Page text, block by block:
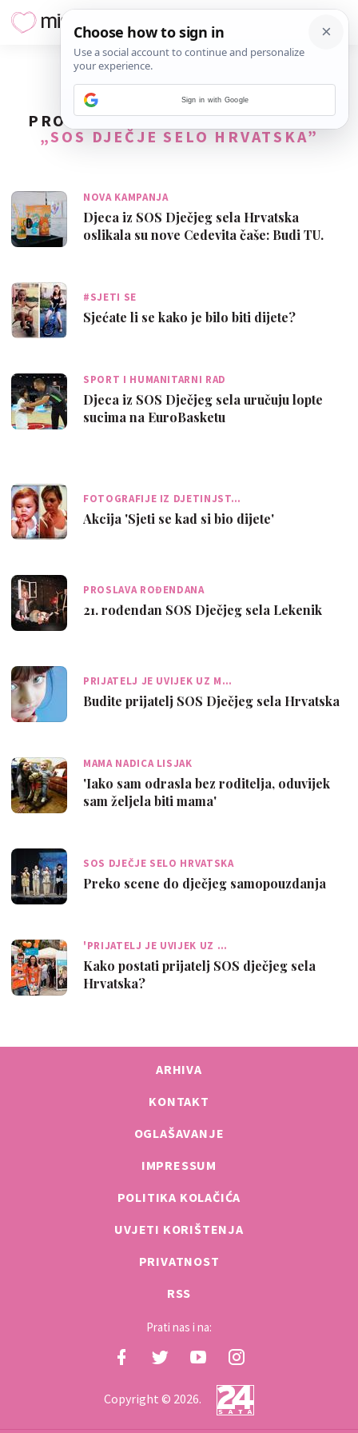
PRONAĐENO9REZULTATA ZA TAG
„SOS DJEČJE SELO HRVATSKA”
NOVA KAMPANJA
Djeca iz SOS Dječjeg sela Hrvatska
oslikala su nove Cedevita čaše: Budi TU.
#SJETI SE
Sjećate li se kako je bilo biti dijete?
SPORT I HUMANITARNI RAD
Djeca iz SOS Dječjeg sela uručuju lopte
sucima na EuroBasketu
FOTOGRAFIJE IZ DJETINJST…
Akcija 'Sjeti se kad si bio dijete'
PROSLAVA ROĐENDANA
21. rođendan SOS Dječjeg sela Lekenik
PRIJATELJ JE UVIJEK UZ M…
Budite prijatelj SOS Dječjeg sela Hrvatska
MAMA NADICA LISJAK
'Iako sam odrasla bez roditelja, oduvijek
sam željela biti mama'
SOS DJEČJE SELO HRVATSKA
Preko scene do dječjeg samopouzdanja
'PRIJATELJ JE UVIJEK UZ …
Kako postati prijatelj SOS dječjeg sela
Hrvatska?
ARHIVA
KONTAKT
OGLAŠAVANJE
IMPRESSUM
POLITIKA KOLAČIĆA
UVJETI KORIŠTENJA
PRIVATNOST
RSS
Prati nas i na:
Copyright © 2026.
Sign in with Google